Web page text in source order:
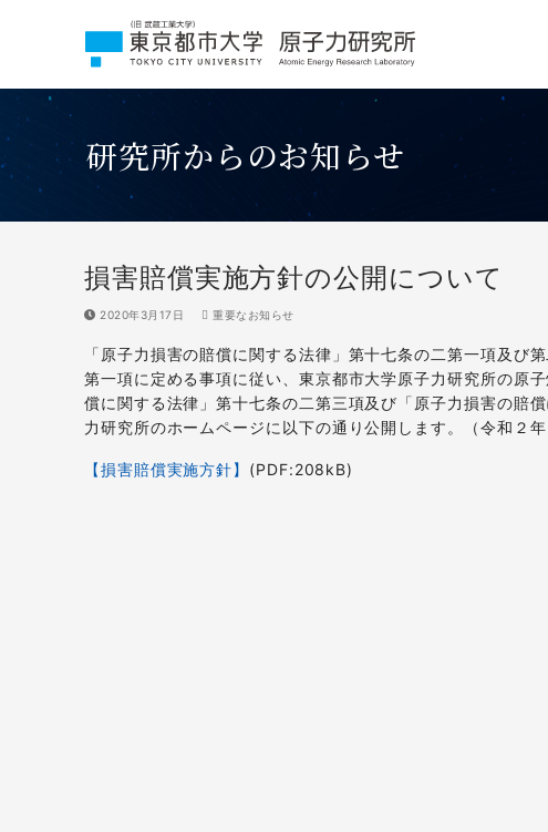
キ
研究所からのお知らせ
損害賠償実施方針の公開について
2020年3月17日 重要なお知らせ
「原子力損害の賠償に関する法律」第十七条の二第一項及び
第一項に定める事項に従い、東京都市大学原子力研究所の原
償に関する法律」第十七条の二第三項及び「原子力損害の賠
力研究所のホームページに以下の通り公開します。（令和２年
【損害賠償実施方針】 (PDF:208kB)